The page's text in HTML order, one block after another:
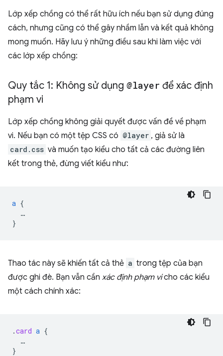
Lớp xếp chồng có thể rất hữu ích nếu bạn sử dụng đúng
cách, nhưng cũng có thể gây nhầm lẫn và kết quả không
mong muốn. Hãy lưu ý những điều sau khi làm việc với
các lớp xếp chồng:
Quy tắc 1: Không sử dụng @layer để xác định
phạm vi
Lớp xếp chồng không giải quyết được vấn đề về phạm
vi. Nếu bạn có một tệp CSS có @layer , giả sử là
card.css và muốn tạo kiểu cho tất cả các đường liên
kết trong thẻ, đừng viết kiểu như:
a {
…
}
Thao tác này sẽ khiến tất cả thẻ a trong tệp của bạn
được ghi đè. Bạn vẫn cần xác định phạm vicho các kiểu
một cách chính xác:
.card a {
…
}